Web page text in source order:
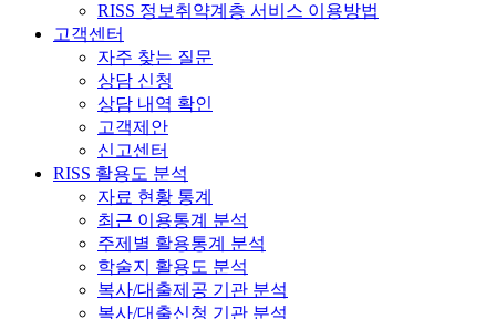
RISS 정보취약계층 서비스 이용방법
고객센터
자주 찾는 질문
상담 신청
상담 내역 확인
고객제안
신고센터
RISS 활용도 분석
자료 현황 통계
최근 이용통계 분석
주제별 활용통계 분석
학술지 활용도 분석
복사/대출제공 기관 분석
복사/대출신청 기관 분석